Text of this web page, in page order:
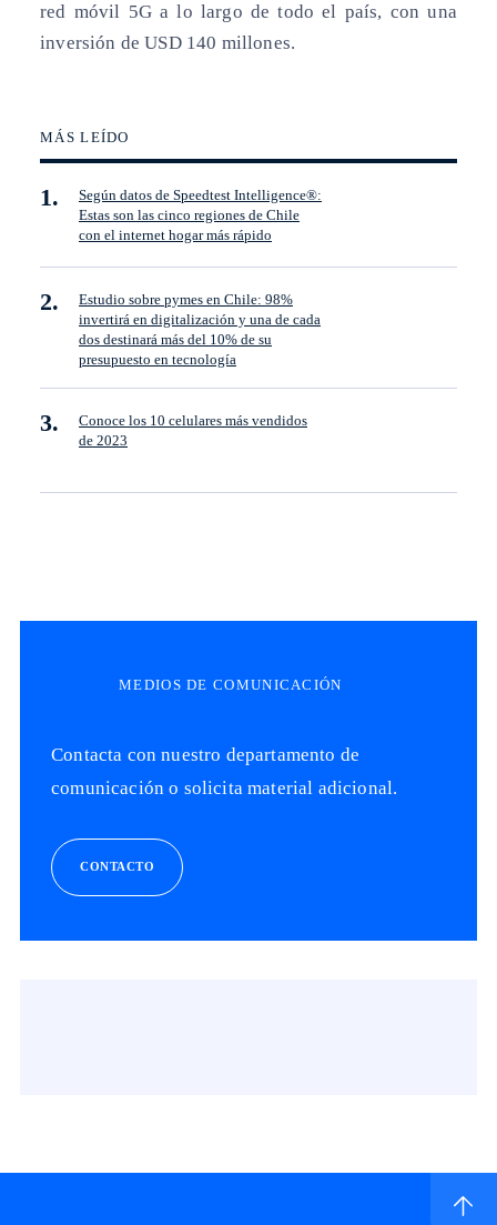
red móvil 5G a lo largo de todo el país, con una
inversión de USD 140 millones.
MÁS LEÍDO
Según datos de Speedtest Intelligence®:
Estas son las cinco regiones de Chile
con el internet hogar más rápido
Estudio sobre pymes en Chile: 98%
invertirá en digitalización y una de cada
dos destinará más del 10% de su
presupuesto en tecnología
Conoce los 10 celulares más vendidos
de 2023
MEDIOS DE COMUNICACIÓN
Contacta con nuestro departamento de
comunicación o solicita material adicional.
CONTACTO
Ir a inicio de sitio